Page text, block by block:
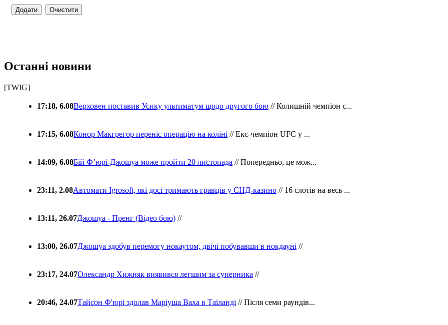
Останні новини
[TWIG]
17:18, 6.08Верховен поставив Усику ультиматум щодо другого бою // Колишній чемпіон с...
17:15, 6.08Конор Макгрегор переніс операцію на коліні // Екс-чемпіон UFC у ...
14:09, 6.08Бій Ф’юрі-Джошуа може пройти 20 листопада // Попередньо, це мож...
23:11, 2.08Автомати Igrosoft, які досі тримають гравців у СНД-казино // 16 слотів на весь ...
13:11, 26.07Джошуа - Пренг (Відео бою) //
13:00, 26.07Джошуа здобув перемогу нокаутом, двічі побувавши в нокдауні //
23:17, 24.07Олександр Хижняк виявився легшим за суперника //
20:46, 24.07Тайсон Ф'юрі здолав Маріуша Ваха в Таїланді // Після семи раундів...